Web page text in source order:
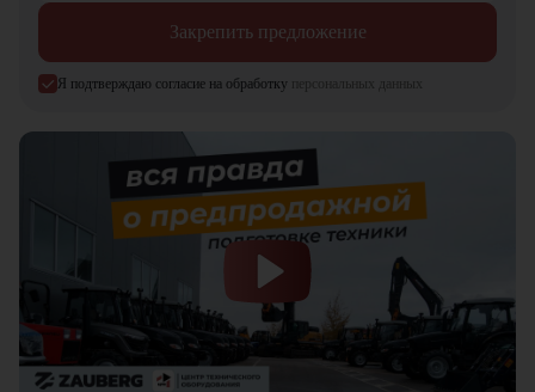
Закрепить предложение
Я подтверждаю согласие на обработку персональных данных